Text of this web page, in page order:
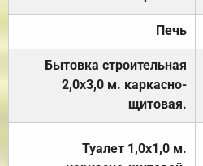
Печь
Бытовка строительная
2,0х3,0 м. каркасно-
щитовая.
Туалет 1,0х1,0 м.